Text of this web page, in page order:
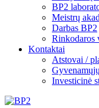
BP2
Meistrų
Darbas BP2
Rinkodaros
Kontaktai
Atstovai /
Investicinė